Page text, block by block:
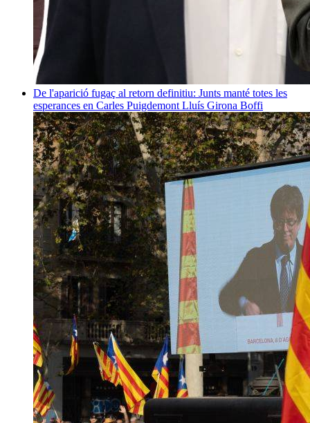
De l'aparició fugaç al retorn definitiu: Junts manté totes les
esperances en Carles Puigdemont Lluís Girona Boffi